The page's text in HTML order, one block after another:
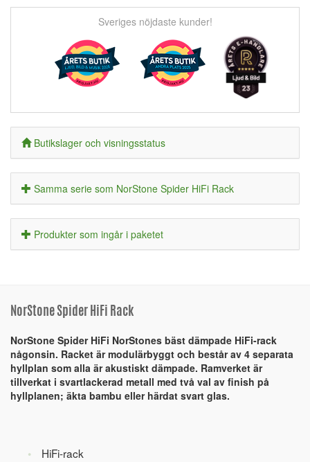
Sveriges nöjdaste kunder!
Butikslager och visningsstatus
Samma serie som NorStone Spider HiFi Rack
Produkter som ingår i paketet
NorStone Spider HiFi Rack
NorStone Spider HiFi NorStones bäst dämpade HiFi-rack
någonsin. Racket är modulärbyggt och består av 4 separata
hyllplan som alla är akustiskt dämpade. Ramverket är
tillverkat i svartlackerad metall med två val av finish på
hyllplanen; äkta bambu eller härdat svart glas.
HiFi-rack